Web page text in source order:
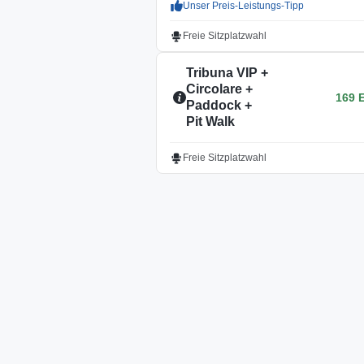
Unser Preis-Leistungs-Tipp
Freie Sitzplatzwahl
Tribuna VIP +
Circolare +
Paddock +
Pit Walk
169
Freie Sitzplatzwahl